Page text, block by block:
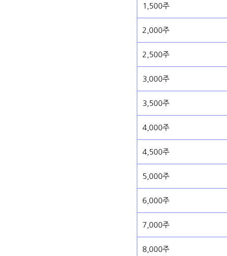
1,500주
2,000주
2,500주
3,000주
3,500주
4,000주
4,500주
5,000주
6,000주
7,000주
8,000주